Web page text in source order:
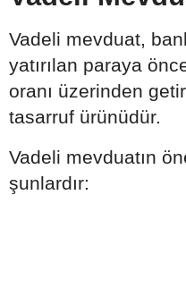
Vadeli mevduat,
yatırılan paraya
oranı üzerinden
tasarruf ürünüdür.
Vadeli mevduatın
şunlardır: